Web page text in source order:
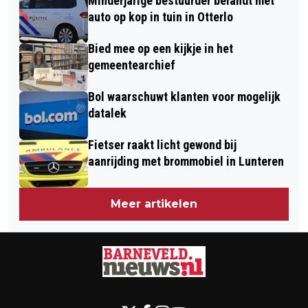
auto op kop in tuin in Otterlo
Bied mee op een kijkje in het
gemeentearchief
Bol waarschuwt klanten voor mogelijk
datalek
Fietser raakt licht gewond bij
aanrijding met brommobiel in Lunteren
Meer artikelen